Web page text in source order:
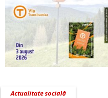
Actualitate socială